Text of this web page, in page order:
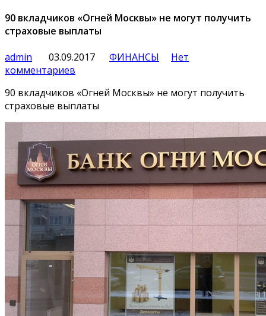
90 вкладчиков «Огней Москвы» не могут получить
страховые выплаты
admin
03.09.2017 ФИНАНСЫ
Нет
комментариев
90 вкладчиков «Огней Москвы» не могут получить
страховые выплаты